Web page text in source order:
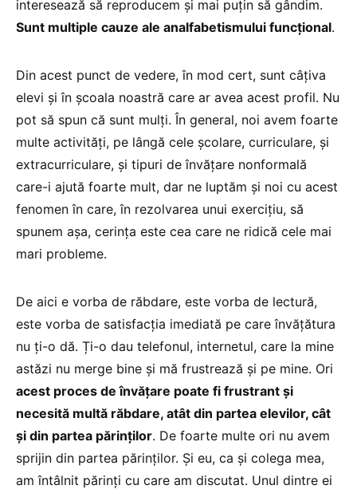
interesează să reproducem și mai puțin să gândim.
Sunt multiple cauze ale analfabetismului funcțional.
Din acest punct de vedere, în mod cert, sunt câțiva
elevi și în școala noastră care ar avea acest profil. Nu
pot să spun că sunt mulți. În general, noi avem foarte
multe activități, pe lângă cele școlare, curriculare, și
extracurriculare, și tipuri de învățare nonformală
care-i ajută foarte mult, dar ne luptăm și noi cu acest
fenomen în care, în rezolvarea unui exercițiu, să
spunem așa, cerința este cea care ne ridică cele mai
mari probleme.
De aici e vorba de răbdare, este vorba de lectură,
este vorba de satisfacția imediată pe care învățătura
nu ți-o dă. Ți-o dau telefonul, internetul, care la mine
astăzi nu merge bine și mă frustrează și pe mine. Ori
acest proces de învățare poate fi frustrant și
necesită multă răbdare, atât din partea elevilor, cât
și din partea părinților. De foarte multe ori nu avem
sprijin din partea părinților. Și eu, ca și colega mea,
am întâlnit părinți cu care am discutat. Unul dintre ei